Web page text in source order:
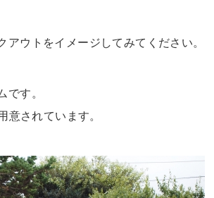
ウトをイメージしてみてください。
です。
意されています。